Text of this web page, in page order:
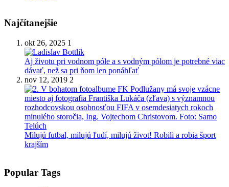
Najčítanejšie
okt 26, 2025 1
Aj životu pri vodnom póle a s vodným pólom je potrebné viac
dávať, než sa pri ňom len ponáhľať
nov 12, 2019 2
Milujú futbal, milujú ľudí, milujú život! Robili a robia šport
krajším
Popular Tags